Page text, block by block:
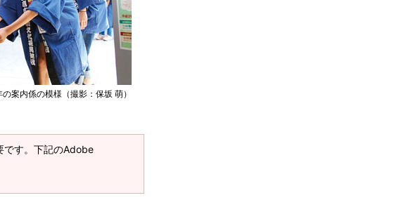
の案内係の模様（撮影：保坂 萌）
です。下記のAdobe